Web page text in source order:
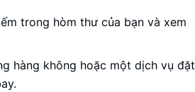
trong hòm thư của bạn và xem
hàng không hoặc một dịch vụ đặt